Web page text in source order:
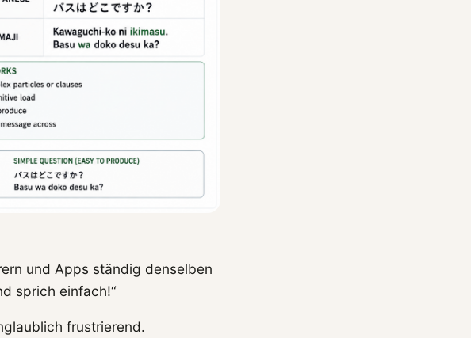
und Apps ständig denselben
sprich einfach!“
frustrierend.